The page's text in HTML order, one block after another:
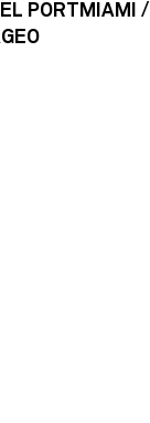
PORTMIAMI /